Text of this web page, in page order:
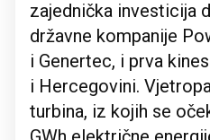
zajednička investicija
državne kompanije
i Genertec, i prva
i Hercegovini.
turbina, iz kojih se